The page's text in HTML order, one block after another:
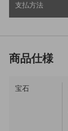
支払方法
宝石